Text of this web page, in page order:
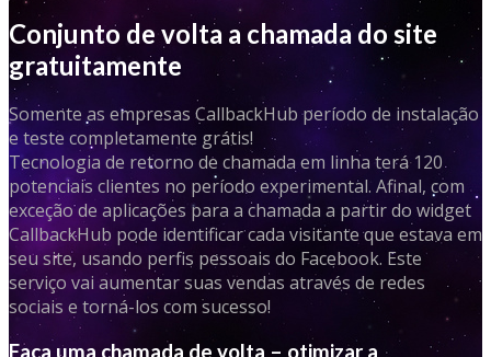
Conjunto de volta a chamada do site
gratuitamente
Somente as empresas CallbackHub período de instalação
e teste completamente grátis!
Tecnologia de retorno de chamada em linha terá 120
potenciais clientes no período experimental. Afinal, com
exceção de aplicações para a chamada a partir do widget
CallbackHub pode identificar cada visitante que estava em
seu site, usando perfis pessoais do Facebook. Este
serviço vai aumentar suas vendas através de redes
sociais e torná-los com sucesso!
Faça uma chamada de volta – otimizar a